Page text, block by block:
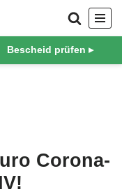
Bescheid prüfen ▸
Corona-